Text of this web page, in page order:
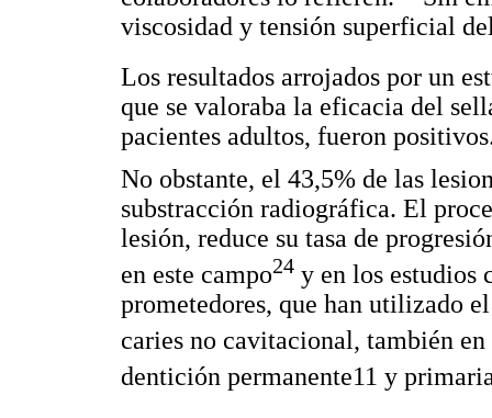
viscosidad y tensión superficial
Los resultados arrojados por un
que se valoraba la eficacia del
pacientes adultos, fueron
No obstante, el 43,5% de las
substracción radiográfica. El
lesión, reduce su tasa de
en este campo24 y en los estudios
prometedores, que han utilizado
caries no cavitacional, también
dentición permanente11 y